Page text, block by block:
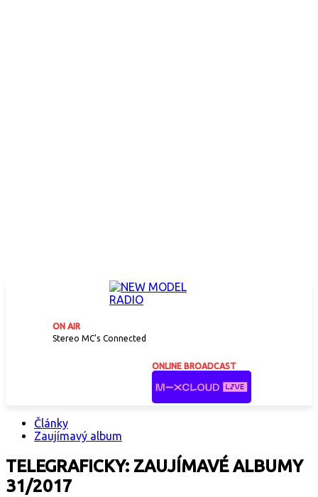
ON AIR
Stereo MC's Connected
ONLINE BROADCAST
Články
Zaujímavý album
TELEGRAFICKY: ZAUJÍMAVÉ ALBUMY
31/2017